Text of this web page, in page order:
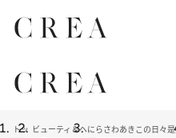
トッ ビューティ＆ヘにらさわあきこの日々